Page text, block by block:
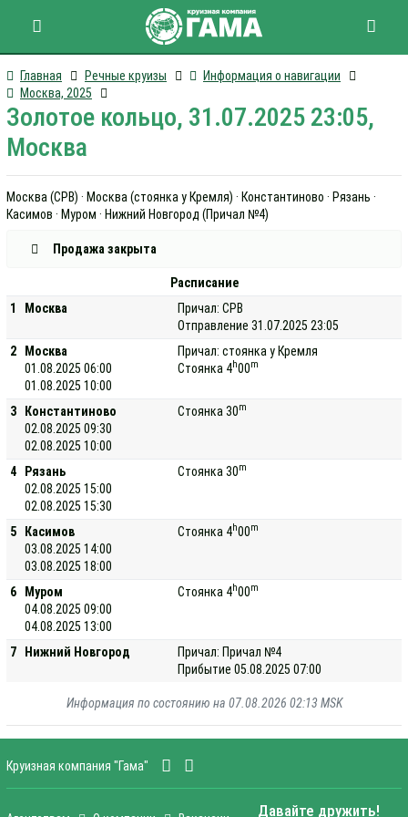
Главная Речные круизы
Информация о навигации
Москва, 2025
Золотое кольцо, 31.07.2025 23:05,
Москва
Москва (СРВ) · Москва (стоянка у Кремля) · Константиново · Рязань ·
Касимов · Муром · Нижний Новгород (Причал №4)
Продажа закрыта
Расписание
1
Москва
Причал: СРВ
Отправление 31.07.2025 23:05
2
Москва
01.08.2025 06:00
01.08.2025 10:00
Причал: стоянка у Кремля
Стоянка 4h00m
3
Константиново
02.08.2025 09:30
02.08.2025 10:00
Стоянка 30m
4
Рязань
02.08.2025 15:00
02.08.2025 15:30
Стоянка 30m
5
Касимов
03.08.2025 14:00
03.08.2025 18:00
Стоянка 4h00m
6
Муром
04.08.2025 09:00
04.08.2025 13:00
Стоянка 4h00m
7 Нижний Новгород
Причал: Причал №4
Прибытие 05.08.2025 07:00
Информация по состоянию на 07.08.2026 02:13 MSK
Круизная компания "Гама"
Давайте дружить!